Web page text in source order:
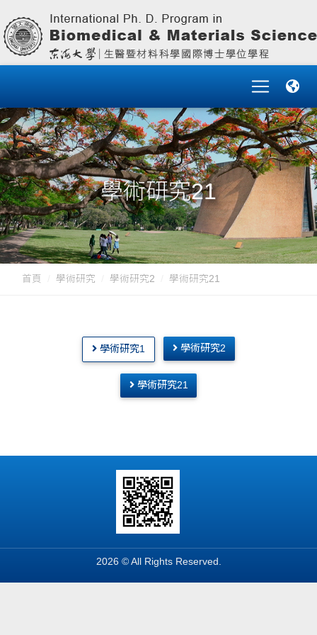
學術研究21
首頁 學術研究 學術研究2 學術研究21
學術研究1 學術研究2
學術研究21
2026 © All Rights Reserved.